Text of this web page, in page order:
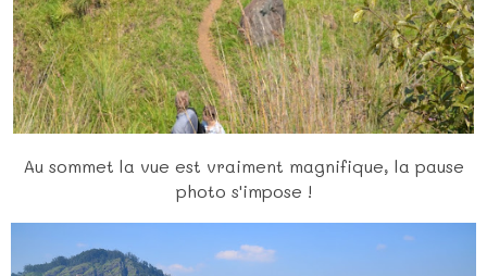
Au sommet la vue est vraiment magnifique, la pause
photo s'impose !